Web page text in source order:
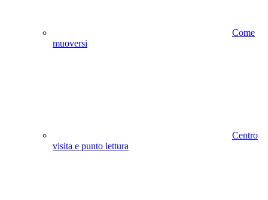
Come
muoversi
Centro
visita e punto lettura